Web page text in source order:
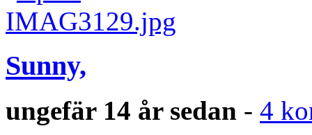
Sunny,
ungefär 14 år sedan - 4